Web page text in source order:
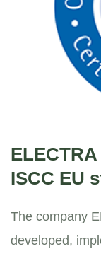
ISCC EU
The company
developed,